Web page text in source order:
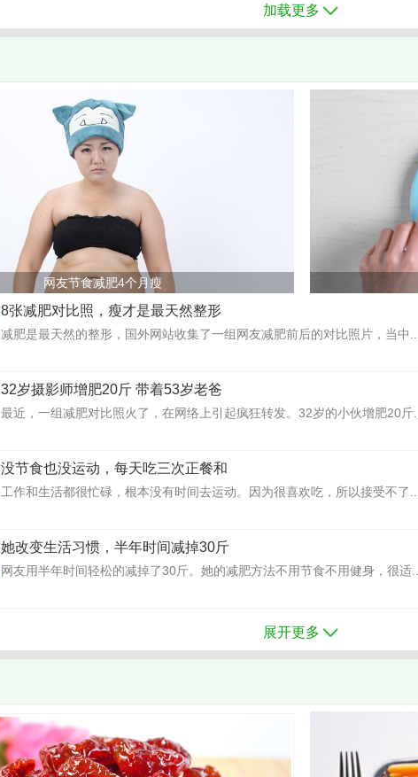
加载更多
网友节食减肥4个月瘦
8张减肥对比照，瘦才是最天然整形
减肥是最天然的整形，国外网站收集了一组网友减肥前后的对比照片，当中...
32岁摄影师增肥20斤 带着53岁老爸
最近，一组减肥对比照火了，在网络上引起疯狂转发。32岁的小伙增肥20斤...
没节食也没运动，每天吃三次正餐和
工作和生活都很忙碌，根本没有时间去运动。因为很喜欢吃，所以接受不了...
她改变生活习惯，半年时间减掉30斤
网友用半年时间轻松的减掉了30斤。她的减肥方法不用节食不用健身，很适...
展开更多